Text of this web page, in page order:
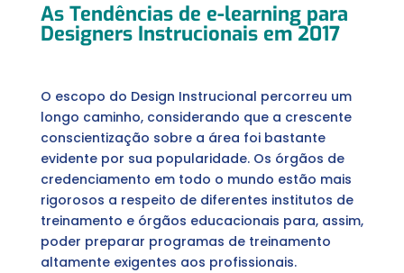
As Tendências de e-learning para
Designers Instrucionais em 2017
O escopo do Design Instrucional percorreu um
longo caminho, considerando que a crescente
conscientização sobre a área foi bastante
evidente por sua popularidade. Os órgãos de
credenciamento em todo o mundo estão mais
rigorosos a respeito de diferentes institutos de
treinamento e órgãos educacionais para, assim,
poder preparar programas de treinamento
altamente exigentes aos profissionais.